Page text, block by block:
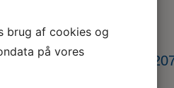
brug af cookies og
på vores